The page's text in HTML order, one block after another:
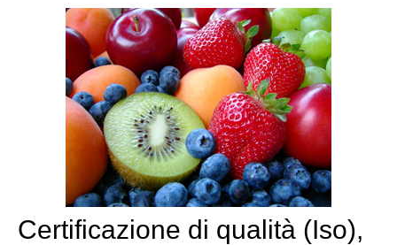
Certificazione di qualità (Iso),